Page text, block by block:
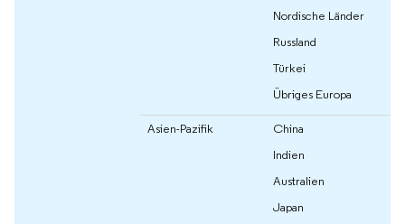
Nordische Länder
Russland
Türkei
Übriges Europa
Asien-Pazifik
China
Indien
Australien
Japan